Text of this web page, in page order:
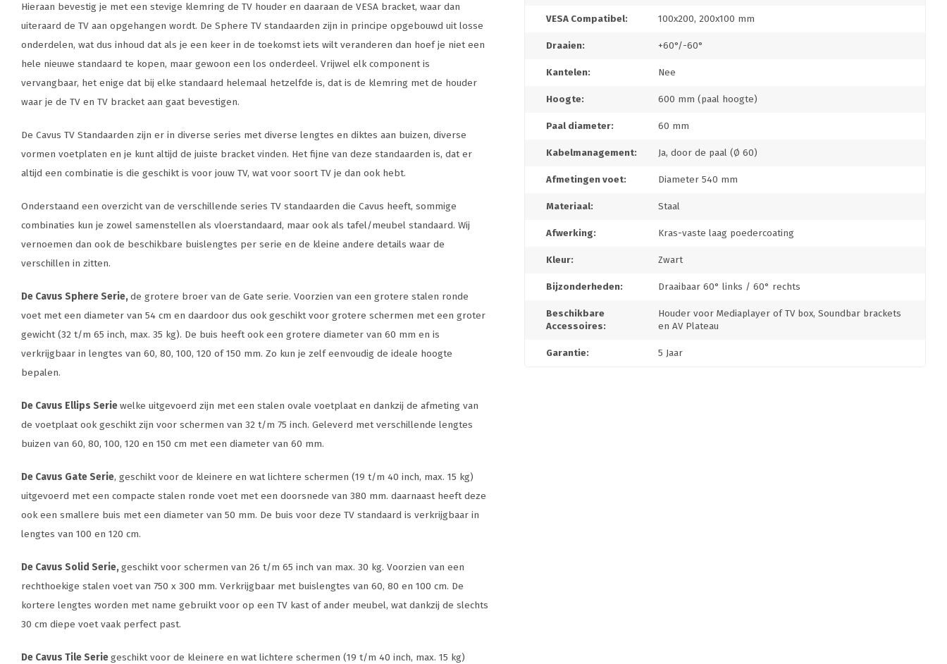
Hieraan bevestig je met een stevige klemring de TV houder en daaraan de VESA bracket, waar dan
uiteraard de TV aan opgehangen wordt. De Sphere TV standaarden zijn in principe opgebouwd uit losse
onderdelen, wat dus inhoud dat als je een keer in de toekomst iets wilt veranderen dan hoef je niet een
hele nieuwe standaard te kopen, maar gewoon een los onderdeel. Vrijwel elk component is
vervangbaar, het enige dat bij elke standaard helemaal hetzelfde is, dat is de klemring met de houder
waar je de TV en TV bracket aan gaat bevestigen.
De Cavus TV Standaarden zijn er in diverse series met diverse lengtes en diktes aan buizen, diverse
vormen voetplaten en je kunt altijd de juiste bracket vinden. Het fijne van deze standaarden is, dat er
altijd een combinatie is die geschikt is voor jouw TV, wat voor soort TV je dan ook hebt.
Onderstaand een overzicht van de verschillende series TV standaarden die Cavus heeft, sommige
combinaties kun je zowel samenstellen als vloerstandaard, maar ook als tafel/meubel standaard. Wij
vernoemen dan ook de beschikbare buislengtes per serie en de kleine andere details waar de
verschillen in zitten.
De Cavus Sphere Serie,de grotere broer van de Gate serie. Voorzien van een grotere stalen ronde
voet met een diameter van 54 cm en daardoor dus ook geschikt voor grotere schermen met een groter
gewicht (32 t/m 65 inch, max. 35 kg). De buis heeft ook een grotere diameter van 60 mm en is
verkrijgbaar in lengtes van 60, 80, 100, 120 of 150 mm. Zo kun je zelf eenvoudig de ideale hoogte
bepalen.
De Cavus Ellips Seriewelke uitgevoerd zijn met een stalen ovale voetplaat en dankzij de afmeting van
de voetplaat ook geschikt zijn voor schermen van 32 t/m 75 inch. Geleverd met verschillende lengtes
buizen van 60, 80, 100, 120 en 150 cm met een diameter van 60 mm.
De Cavus Gate Serie, geschikt voor de kleinere en wat lichtere schermen (19 t/m 40 inch, max. 15 kg)
uitgevoerd met een compacte stalen ronde voet met een doorsnede van 380 mm. daarnaast heeft deze
ook een smallere buis met een diameter van 50 mm. De buis voor deze TV standaard is verkrijgbaar in
lengtes van 100 en 120 cm.
De Cavus Solid Serie,geschikt voor schermen van 26 t/m 65 inch van max. 30 kg. Voorzien van een
rechthoekige stalen voet van 750 x 300 mm. Verkrijgbaar met buislengtes van 60, 80 en 100 cm. De
kortere lengtes worden met name gebruikt voor op een TV kast of ander meubel, wat dankzij de slechts
30 cm diepe voet vaak perfect past.
De Cavus Tile Seriegeschikt voor de kleinere en wat lichtere schermen (19 t/m 40 inch, max. 15 kg)
VESA Compatibel: 100x200, 200x100 mm
Draaien: +60°/-60°
Kantelen: Nee
Hoogte: 600 mm (paal hoogte)
Paal diameter: 60 mm
Kabelmanagement: Ja, door de paal (Ø 60)
Afmetingen voet: Diameter 540 mm
Materiaal: Staal
Afwerking: Kras-vaste laag poedercoating
Kleur: Zwart
Bijzonderheden: Draaibaar 60° links / 60° rechts
Beschikbare
Accessoires:
Houder voor Mediaplayer of TV box, Soundbar brackets
en AV Plateau
Garantie: 5 Jaar